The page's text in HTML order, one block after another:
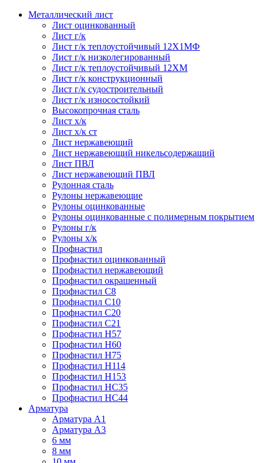
Металлический лист
Лист оцинкованный
Лист г/к
Лист г/к теплоустойчивый 12Х1МФ
Лист г/к низколегированный
Лист г/к теплоустойчивый 12ХМ
Лист г/к конструкционный
Лист г/к судостроительный
Лист г/к износостойкий
Высокопрочная сталь
Лист х/к
Лист х/к ст
Лист нержавеющий
Лист нержавеющий никельсодержащий
Лист ПВЛ
Лист нержавеющий ПВЛ
Рулонная сталь
Рулоны нержавеющие
Рулоны оцинкованные
Рулоны оцинкованные с полимерным покрытием
Рулоны г/к
Рулоны х/к
Профнастил
Профнастил оцинкованный
Профнастил нержавеющий
Профнастил окрашенный
Профнастил С8
Профнастил С10
Профнастил С20
Профнастил С21
Профнастил Н57
Профнастил Н60
Профнастил Н75
Профнастил Н114
Профнастил Н153
Профнастил НС35
Профнастил НС44
Арматура
Арматура А1
Арматура А3
6 мм
8 мм